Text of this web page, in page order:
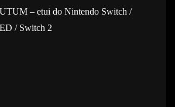
– etui do Nintendo Switch /
/ Switch 2